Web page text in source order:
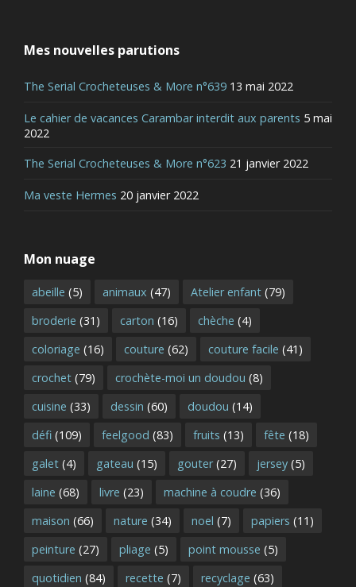
Mes nouvelles parutions
The Serial Crocheteuses & More n°639 13 mai 2022
Le cahier de vacances Carambar interdit aux parents 5 mai
2022
The Serial Crocheteuses & More n°623 21 janvier 2022
Ma veste Hermes 20 janvier 2022
Mon nuage
abeille (5) animaux (47) Atelier enfant (79)
broderie (31) carton (16) chèche (4)
coloriage (16) couture (62) couture facile (41)
crochet (79) crochète-moi un doudou (8)
cuisine (33) dessin (60) doudou (14)
défi (109) feelgood (83) fruits (13) fête (18)
galet (4) gateau (15) gouter(27) jersey (5)
laine (68) livre (23) machine à coudre (36)
maison (66) nature (34) noel (7) papiers (11)
peinture (27) pliage (5) point mousse (5)
quotidien (84) recette (7) recyclage (63)